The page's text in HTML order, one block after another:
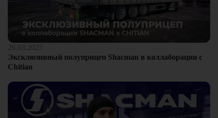
26.03.2025
Эксклюзивный полуприцеп Shacman в коллаборации с
Chitian